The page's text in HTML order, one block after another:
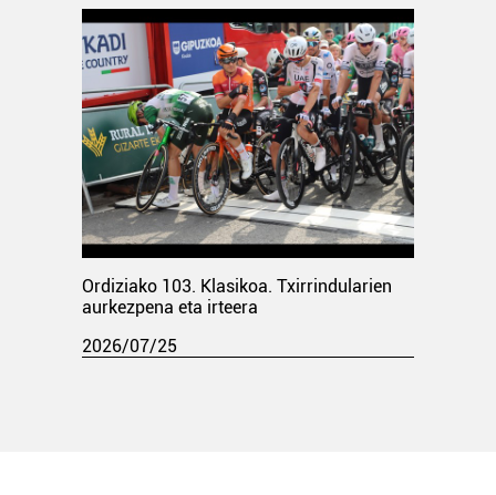
Ordiziako 103. Klasikoa. Txirrindularien
aurkezpena eta irteera
2026/07/25